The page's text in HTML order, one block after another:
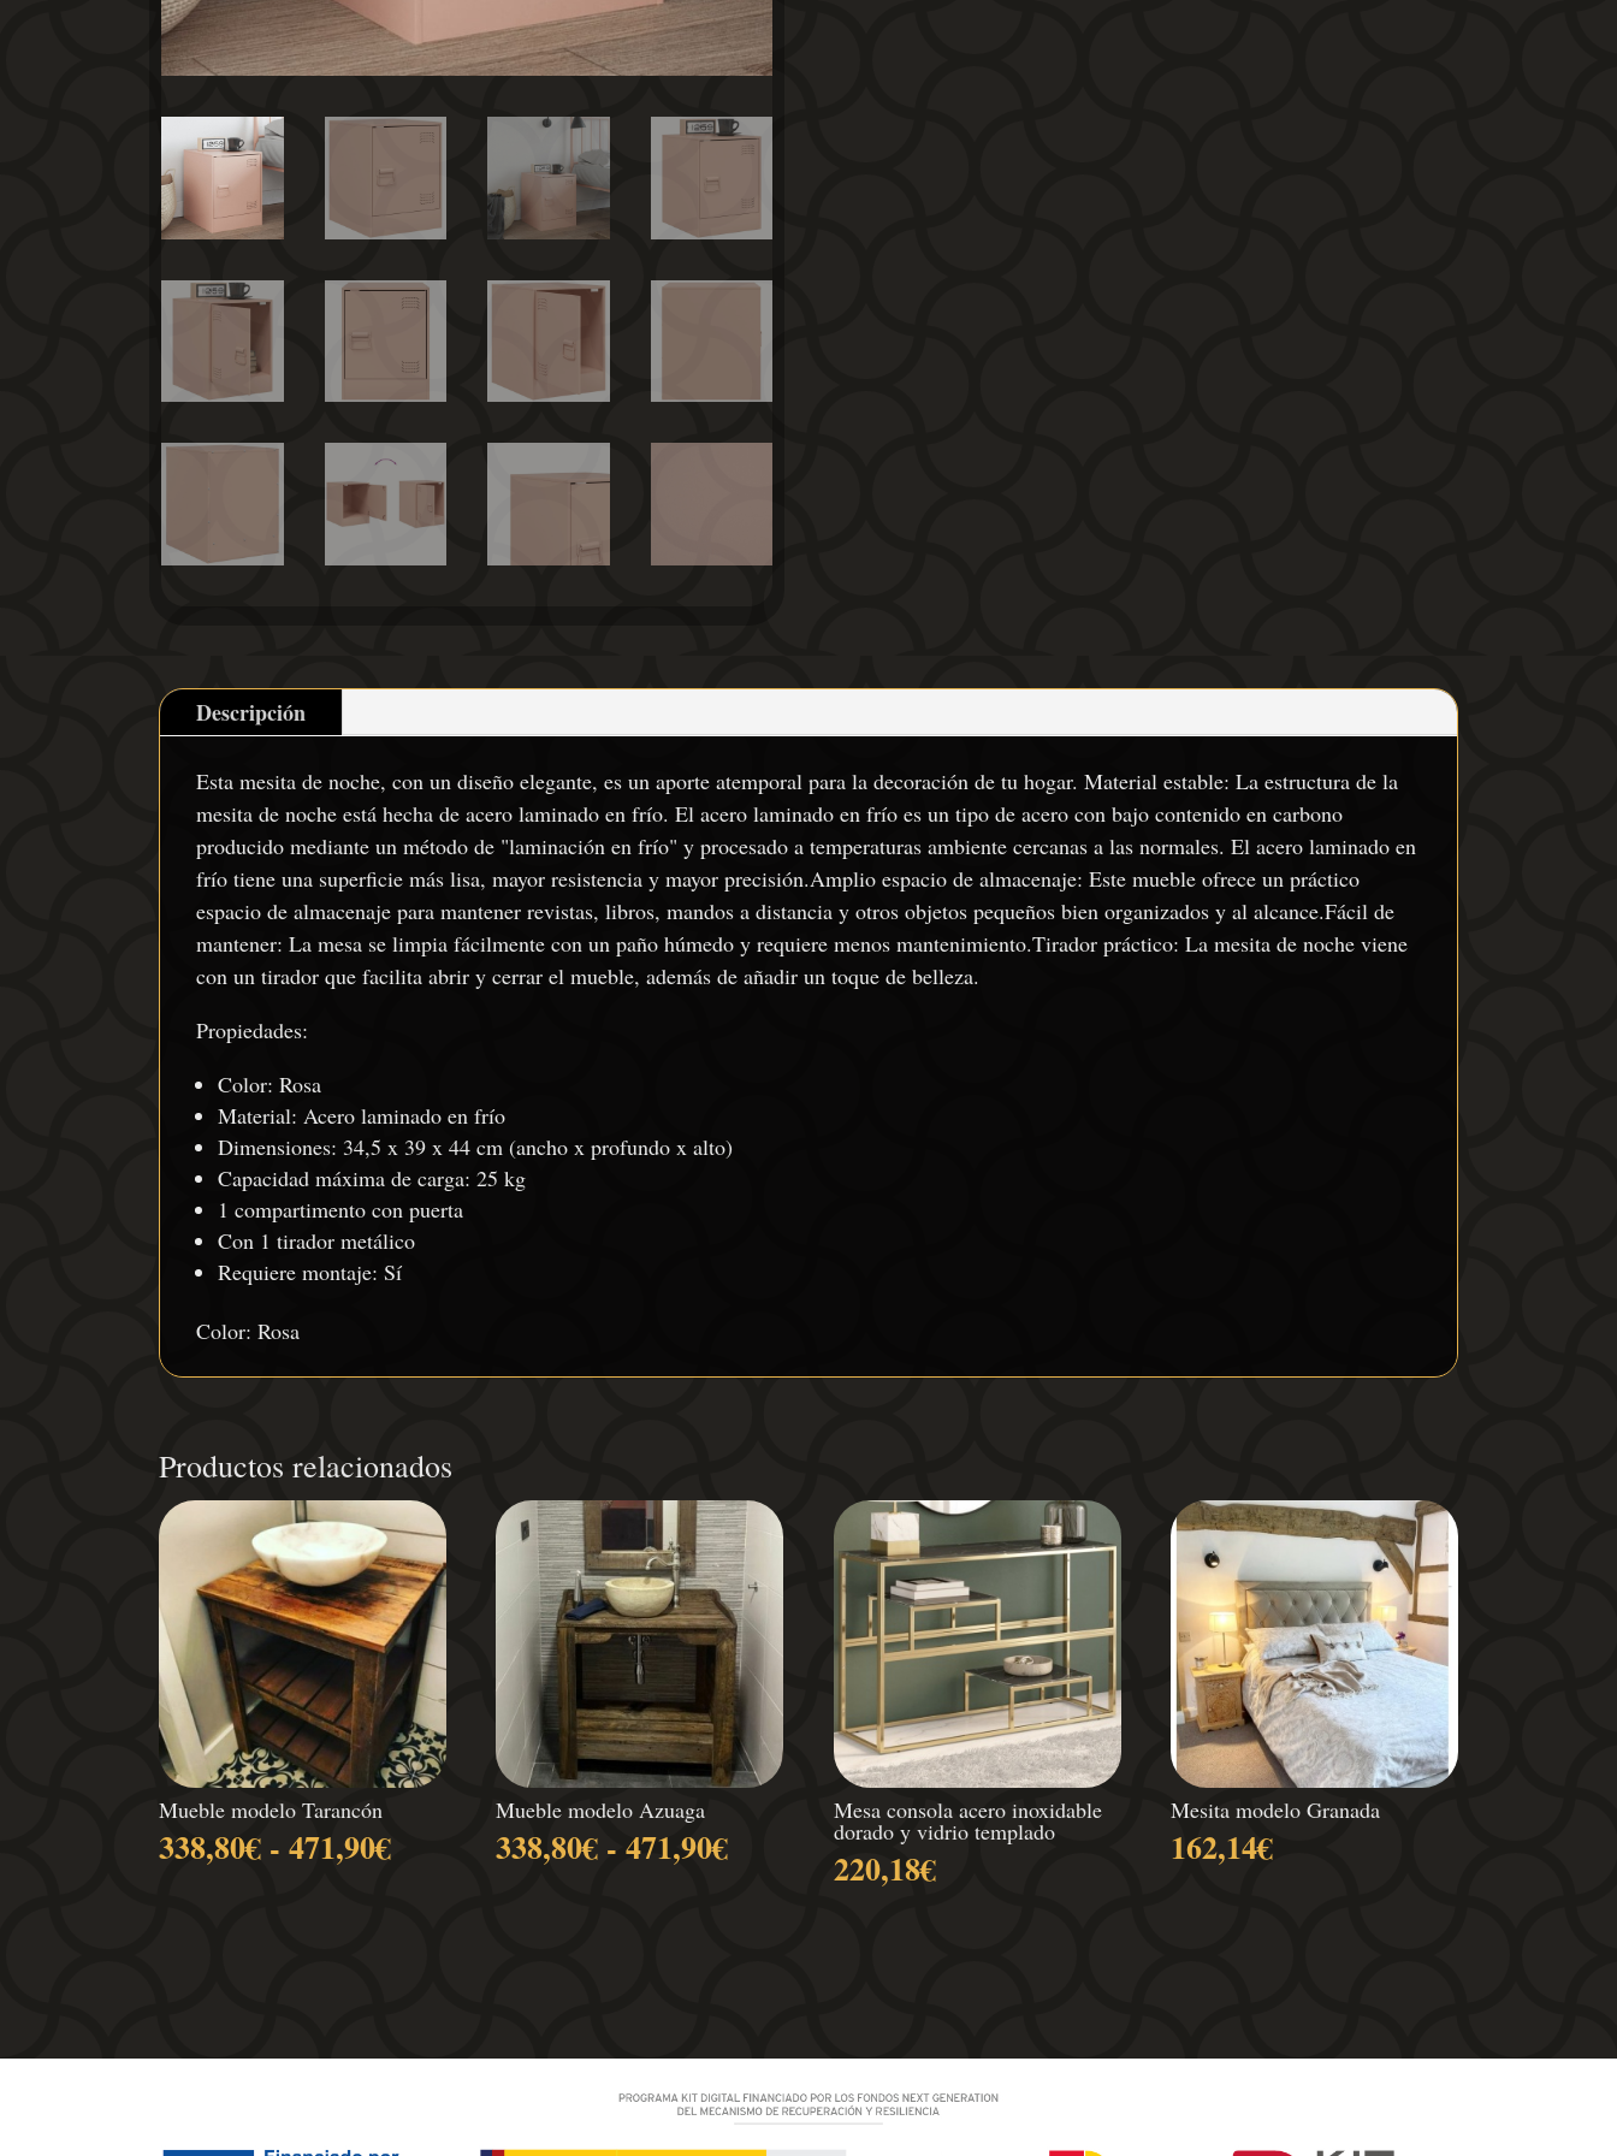
Descripción
Esta mesita de noche, con un diseño elegante, es un aporte atemporal para la decoración de tu hogar. Material estable: La estructura de la
mesita de noche está hecha de acero laminado en frío. El acero laminado en frío es un tipo de acero con bajo contenido en carbono
producido mediante un método de "laminación en frío" y procesado a temperaturas ambiente cercanas a las normales. El acero laminado en
frío tiene una superficie más lisa, mayor resistencia y mayor precisión.Amplio espacio de almacenaje: Este mueble ofrece un práctico
espacio de almacenaje para mantener revistas, libros, mandos a distancia y otros objetos pequeños bien organizados y al alcance.Fácil de
mantener: La mesa se limpia fácilmente con un paño húmedo y requiere menos mantenimiento.Tirador práctico: La mesita de noche viene
con un tirador que facilita abrir y cerrar el mueble, además de añadir un toque de belleza.
Propiedades:
Color: Rosa
Material: Acero laminado en frío
Dimensiones: 34,5 x 39 x 44 cm (ancho x profundo x alto)
Capacidad máxima de carga: 25 kg
1 compartimento con puerta
Con 1 tirador metálico
Requiere montaje: Sí
Color: Rosa
Productos relacionados
Mueble modelo Tarancón
338,80€ - 471,90€Rango
Mueble modelo Azuaga
338,80€ - 471,90€Rango
Mesa consola acero inoxidable
dorado y vidrio templado
220,18€
Mesita modelo Granada
162,14€